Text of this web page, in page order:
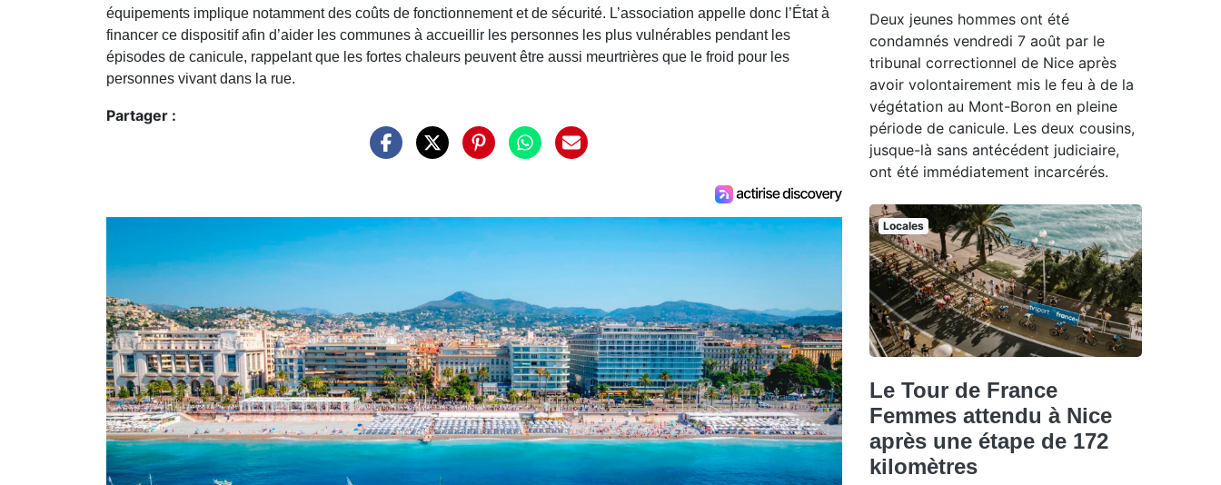
équipements implique notamment des coûts de fonctionnement et de sécurité. L’association appelle donc l’État à
financer ce dispositif afin d’aider les communes à accueillir les personnes les plus vulnérables pendant les
épisodes de canicule, rappelant que les fortes chaleurs peuvent être aussi meurtrières que le froid pour les
personnes vivant dans la rue.
Partager :
Deux jeunes hommes ont été
condamnés vendredi 7 août par le
tribunal correctionnel de Nice après
avoir volontairement mis le feu à de la
végétation au Mont-Boron en pleine
période de canicule. Les deux cousins,
jusque-là sans antécédent judiciaire,
ont été immédiatement incarcérés.
Locales
Le Tour de France
Femmes attendu à Nice
après une étape de 172
kilomètres